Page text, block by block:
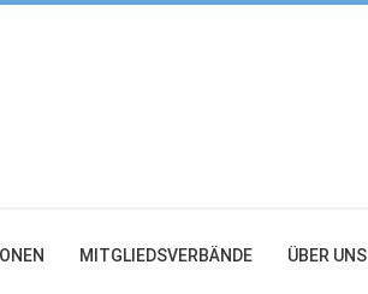
MITGLIEDSVERBÄNDE ÜBER UNS